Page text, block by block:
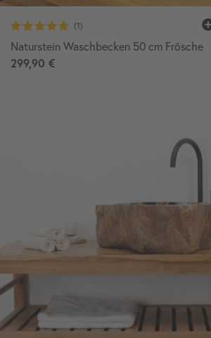
Naturstein Waschbecken 50 cm Frösche
299,90 €